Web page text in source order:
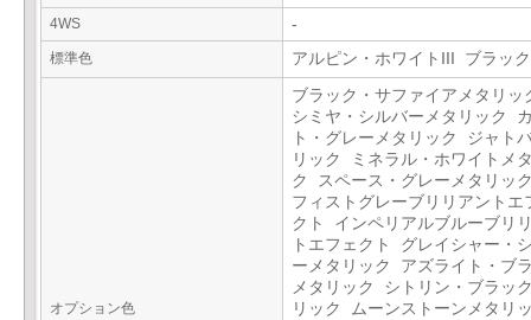
4WS -
標準色 アルピン・ホワイトIII ブラッ
オプション色
ブラック・サファイアメタリ
シミヤ・シルバーメタリック
ト・グレーメタリック ジャト
リック ミネラル・ホワイトメ
ク スペース・グレーメタリッ
フィストグレーブリリアントエ
クト インペリアルブルーブリ
トエフェクト グレイシャー・
ーメタリック アズライト・ブ
メタリック シトリン・ブラッ
リック ムーンストーンメタリ